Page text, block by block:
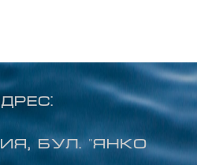
бул. "Янко